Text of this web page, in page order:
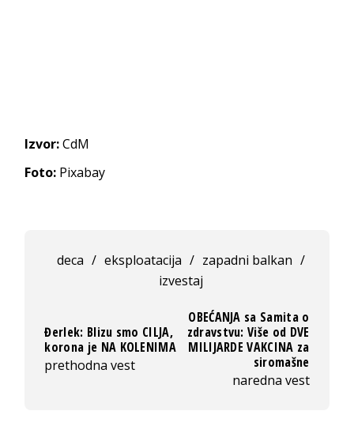
Izvor:CdM
Foto: Pixabay
deca / eksploatacija / zapadni balkan /
izvestaj
Đerlek: Blizu smo CILJA,
korona je NA KOLENIMA
prethodna vest
OBEĆANJA sa Samita o
zdravstvu: Više od DVE
MILIJARDE VAKCINA za
siromašne
naredna vest